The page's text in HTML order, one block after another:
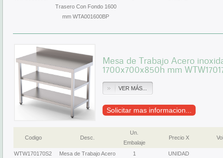
Trasero Con Fondo 1600
mm WTA001600BP
Mesa de Trabajo Acero
1700x700x850h mm
VER MÁS...
Solicitar mas informacion...
Codigo Desc.
Un.
Embalaje
Precio X
WTW170170S2
Mesa de Trabajo Acero
1 UNIDAD